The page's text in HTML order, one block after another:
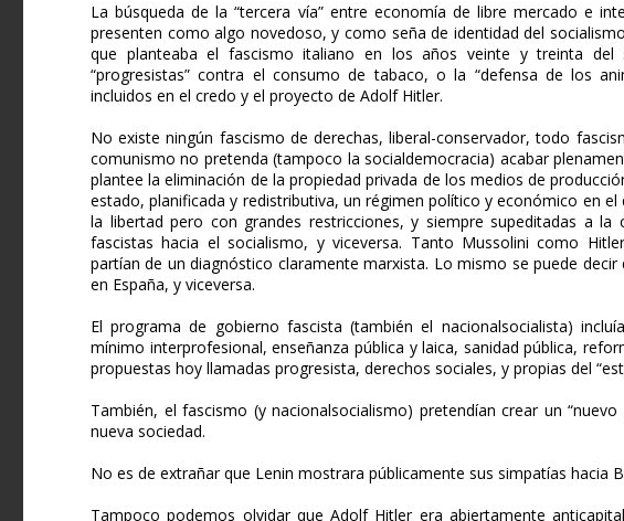
La búsqueda de la “tercera vía” entre economía de libre mercado e
presenten como algo novedoso, y como seña de identidad del
que planteaba el fascismo italiano en los años veinte y treinta del
“progresistas” contra el consumo de tabaco, o la “defensa de los
incluidos en el credo y el proyecto de Adolf Hitler.
No existe ningún fascismo de derechas, liberal-conservador, todo
comunismo no pretenda (tampoco la socialdemocracia) acabar
plantee la eliminación de la propiedad privada de los medios de
estado, planificada y redistributiva, un régimen político y económico en
la libertad pero con grandes restricciones, y siempre supeditadas a la
fascistas hacia el socialismo, y viceversa. Tanto Mussolini como
partían de un diagnóstico claramente marxista. Lo mismo se puede
en España, y viceversa.
El programa de gobierno fascista (también el nacionalsocialista)
mínimo interprofesional, enseñanza pública y laica, sanidad pública,
propuestas hoy llamadas progresista, derechos sociales, y propias del
También, el fascismo (y nacionalsocialismo) pretendían crear un
nueva sociedad.
No es de extrañar que Lenin mostrara públicamente sus simpatías hacia
Tampoco podemos olvidar que Adolf Hitler era abiertamente